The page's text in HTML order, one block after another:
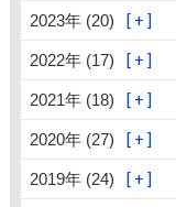
2023年 (20)
2022年 (17)
2021年 (18)
2020年 (27)
2019年 (24)